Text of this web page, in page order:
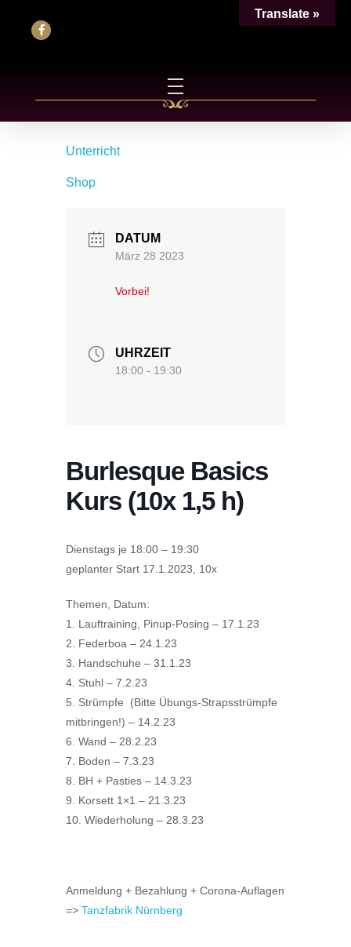
Unterricht
Shop
DATUM
März 28 2023
Vorbei!
UHRZEIT
18:00 - 19:30
Burlesque Basics
Kurs (10x 1,5 h)
Dienstags je 18:00 – 19:30
geplanter Start 17.1.2023, 10x
Themen, Datum:
1. Lauftraining, Pinup-Posing – 17.1.23
2. Federboa – 24.1.23
3. Handschuhe – 31.1.23
4. Stuhl – 7.2.23
5. Strümpfe (Bitte Übungs-Strapsstrümpfe
mitbringen!) – 14.2.23
6. Wand – 28.2.23
7. Boden – 7.3.23
8. BH + Pasties – 14.3.23
9. Korsett 1×1 – 21.3.23
10. Wiederholung – 28.3.23
Anmeldung + Bezahlung + Corona-Auflagen
=> Tanzfabrik Nürnberg
Translate »